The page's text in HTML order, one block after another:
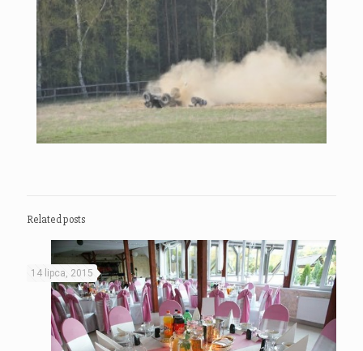
Related posts
14 lipca, 2015